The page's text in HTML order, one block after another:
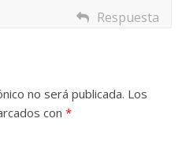
Respuesta
no será publicada. Los
con*